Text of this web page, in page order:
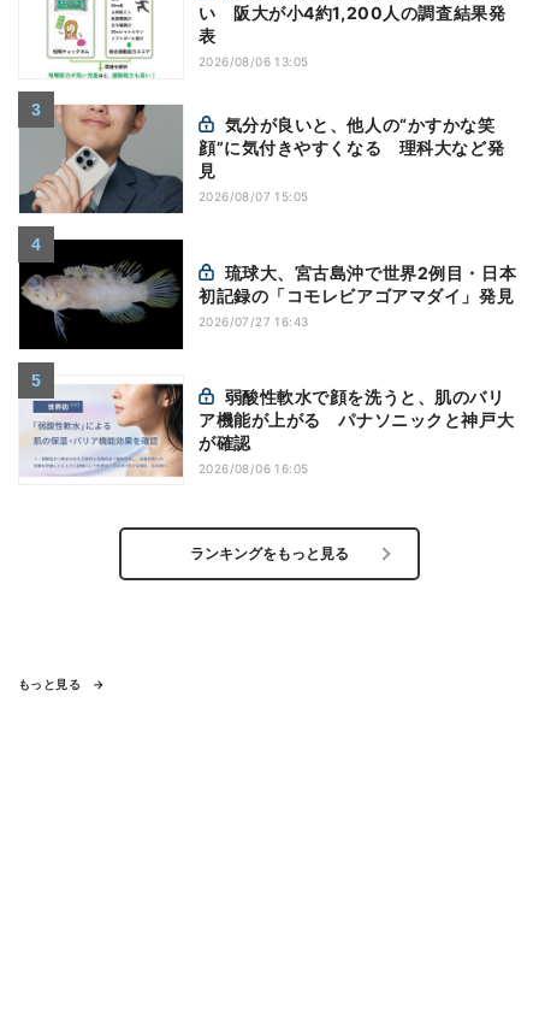
い 阪大が小4約1,200人の調査結果発
表
2026/08/06 13:05
顔”に気付きやすくなる 理科大など発
見
2026/08/07 15:05
初記録の「コモレビアゴアマダイ」発見
2026/07/27 16:43
ア機能が上がる パナソニックと神戸大
が確認
2026/08/06 16:05
ランキングをもっと見る
もっと見る